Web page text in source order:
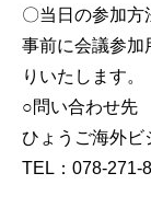
〇当日の参加方
事前に会議参加
りいたします。
○問い合わせ先
ひょうご海外ビ
TEL：078-271-